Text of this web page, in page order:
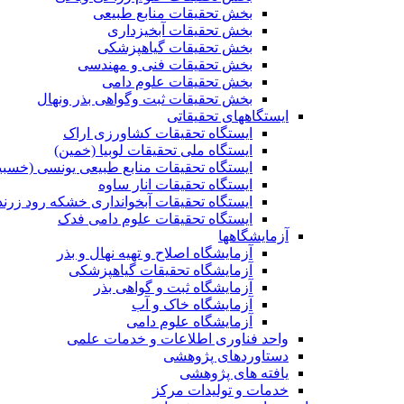
بخش تحقیقات منابع طبیعی
بخش تحقیقات آبخیزداری
بخش تحقیقات گیاهپزشکی
بخش تحقیقات فنی و مهندسی
بخش تحقیقات علوم دامی
بخش تحقیقات ثبت وگواهی بذر ونهال
ایستگاههای تحقیقاتی
ایستگاه تحقیقات کشاورزی اراک
ایستگاه ملی تحقیقات لوبیا (خمین)
ایستگاه تحقیقات منابع طبیعی یونسی
ایستگاه تحقیقات انار ساوه
ایستگاه تحقیقات آبخوانداری خشکه رود
ایستگاه تحقیقات علوم دامی فدک
آزمایشگاهها
آزمایشگاه اصلاح و تهیه نهال و بذر
آزمایشگاه تحقیقات گیاهپزشکی
آزمایشگاه ثبت و گواهی بذر
آزمایشگاه خاک و آب
آزمایشگاه علوم دامی
واحد فناوری اطلاعات و خدمات علمی
دستاوردهای پژوهشی
یافته های پژوهشی
خدمات و تولیدات مرکز